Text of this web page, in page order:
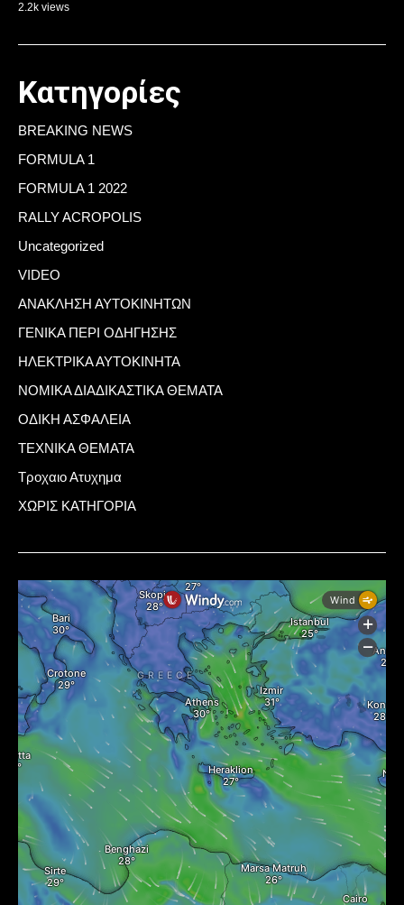
2.2k views
Κατηγορίες
BREAKING NEWS
FORMULA 1
FORMULA 1 2022
RALLY ACROPOLIS
Uncategorized
VIDEO
ΑΝΑΚΛΗΣΗ ΑΥΤΟΚΙΝΗΤΩΝ
ΓΕΝΙΚΑ ΠΕΡΙ ΟΔΗΓΗΣΗΣ
ΗΛΕΚΤΡΙΚΑ ΑΥΤΟΚΙΝΗΤΑ
ΝΟΜΙΚΑ ΔΙΑΔΙΚΑΣΤΙΚΑ ΘΕΜΑΤΑ
ΟΔΙΚΗ ΑΣΦΑΛΕΙΑ
ΤΕΧΝΙΚΑ ΘΕΜΑΤΑ
Τροχαιο Ατυχημα
ΧΩΡΙΣ ΚΑΤΗΓΟΡΙΑ